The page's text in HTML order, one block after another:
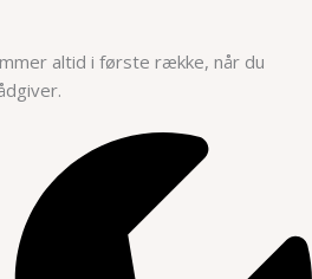
altid i første række, når du